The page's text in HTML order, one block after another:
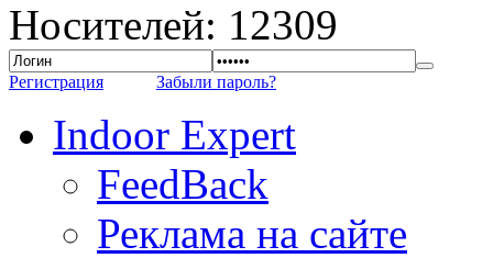
Носителей: 12309
Регистрация Забыли пароль?
Indoor Expert
FeedBack
Реклама на сайте